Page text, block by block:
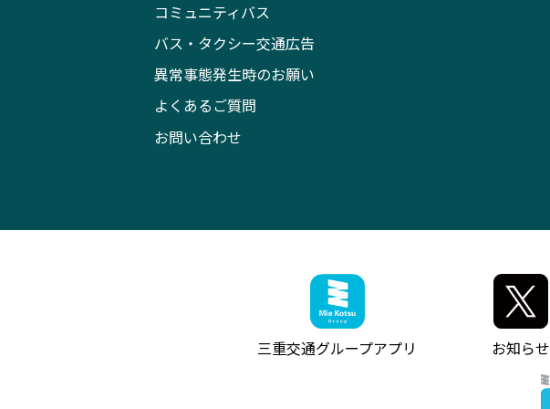
コミュニティバス
バス・タクシー交通広告
異常事態発生時のお願い
よくあるご質問
お問い合わせ
三重交通グループアプリ お知らせ